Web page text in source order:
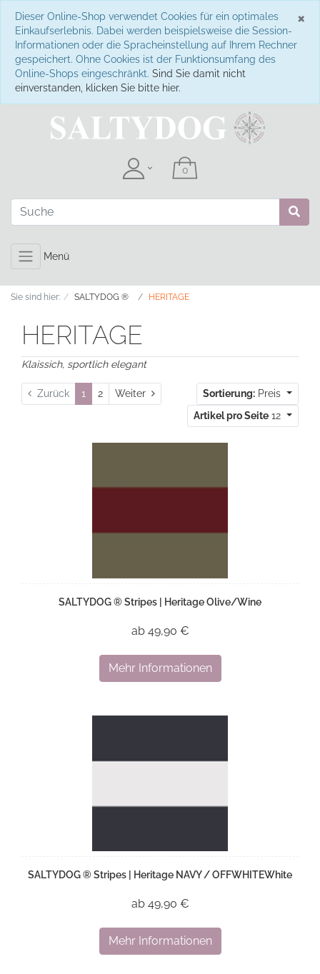
×
Dieser Online-Shop verwendet Cookies für ein optimales
Einkaufserlebnis. Dabei werden beispielsweise die Session-
Informationen oder die Spracheinstellung auf Ihrem Rechner
gespeichert. Ohne Cookies ist der Funktionsumfang des
Online-Shops eingeschränkt. Sind Sie damit nicht
einverstanden, klicken Sie bitte hier.
Menü
Sie sind hier: SALTYDOG ® HERITAGE
HERITAGE
Klaissich, sportlich elegant
Zurück 1 2 Weiter Weiter Sortierung: Preis
Artikel pro Seite 12
SALTYDOG ® Stripes | Heritage Olive/Wine
ab 49,90 €
Mehr Informationen
SALTYDOG ® Stripes | Heritage NAVY / OFFWHITEWhite
ab 49,90 €
Mehr Informationen